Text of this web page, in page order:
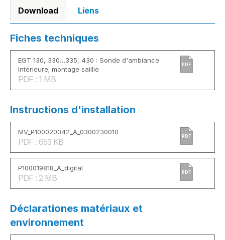
Download Liens
Fiches techniques
EGT 130, 330…335, 430 : Sonde d'ambiance
intérieure; montage saillie
PDF : 1 MB
PDF
Instructions d'installation
MV_P100020342_A_0300230010
PDF : 653 KB
PDF
P100019818_A_digital
PDF : 2 MB
PDF
Déclarationes matériaux et
environnement